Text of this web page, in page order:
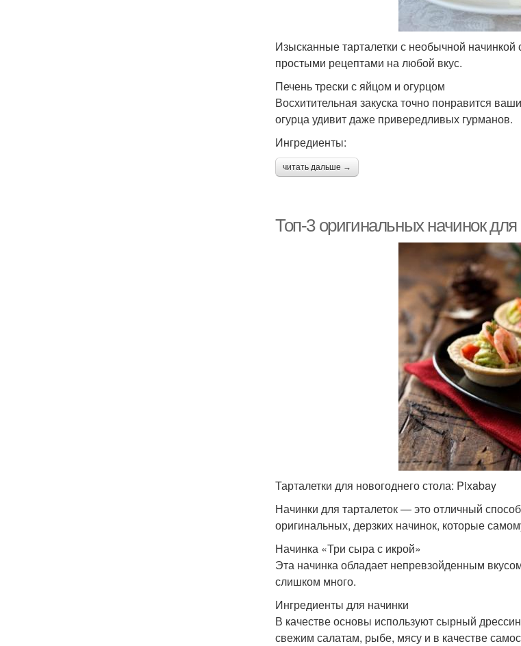
крабовыми палочками
Год с
Салаты в тарталетках
Тарталетки
сливочным
Тарталетки к
праздничному столу
Тарталетка с лимоном Сыр для
Изысканные тарталетки с необычной
простыми рецептами на любой вкус.
Печень трески с яйцом и огурцом
Восхитительная закуска точно понравится
огурца удивит даже привередливых гурманов.
Ингредиенты:
читать дальше →
Топ-3 оригинальных начинок для
Тарталетки для новогоднего стола: Pixabay
Начинки для тарталеток — это отличный
оригинальных, дерзких начинок, которые
Начинка «Три сыра с икрой»
Эта начинка обладает непревзойденным
слишком много.
Ингредиенты для начинки
В качестве основы используют сырный
свежим салатам, рыбе, мясу и в качестве